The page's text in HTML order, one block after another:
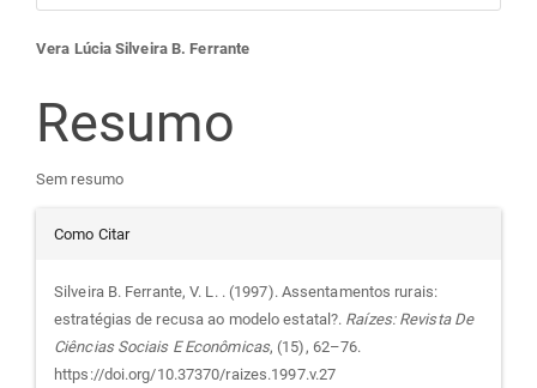
Conteúdo
do
artigo
principal
Vera Lúcia Silveira B. Ferrante
Resumo
Sem resumo
Detalhes
do
artigo
Como Citar
Silveira B. Ferrante, V. L. . (1997). Assentamentos rurais:
estratégias de recusa ao modelo estatal?. Raízes: Revista De
Ciências Sociais E Econômicas, (15), 62–76.
https://doi.org/10.37370/raizes.1997.v.27